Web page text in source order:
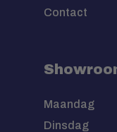
Contact
Maandag
Dinsdag